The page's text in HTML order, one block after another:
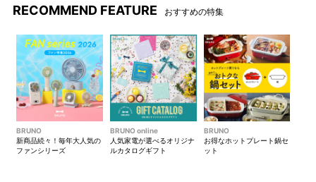
RECOMMEND USEおすすめの愉しみ方
平面プレートで「ケフタ(ミー
トボールのトマト煮)」
たこ焼きプレートで「フリッ
ト」
深鍋で「トマトすき焼き」
ハーフプレートで「シナモン
クリームブレッド＆ベーコン
とほうれん草のフリッター
RECOMMEND FEATURE おすすめの特集
BRUNO
新商品続々！毎年大人気の
ファンシリーズ
BRUNO online
人気家電が選べるオリジナ
ルカタログギフト
BRUNO
お得なホットプレート鍋セ
ット